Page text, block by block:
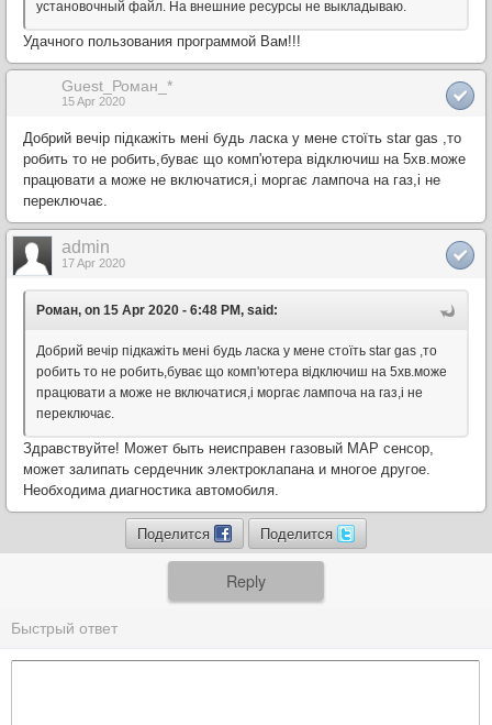
установочный файл. На внешние ресурсы не выкладываю.
Удачного пользования программой Вам!!!
Guest_Роман_*
15 Apr 2020
Добрий вечір підкажіть мені будь ласка у мене стоїть star gas ,то
робить то не робить,буває що комп'ютера відключиш на 5хв.може
працювати а може не включатися,і моргає лампоча на газ,і не
переключає.
admin
17 Apr 2020
Роман, on 15 Apr 2020 - 6:48 PM, said:
Добрий вечір підкажіть мені будь ласка у мене стоїть star gas ,то
робить то не робить,буває що комп'ютера відключиш на 5хв.може
працювати а може не включатися,і моргає лампоча на газ,і не
переключає.
Здравствуйте! Может быть неисправен газовый MAP сенсор,
может залипать сердечник электроклапана и многое другое.
Необходима диагностика автомобиля.
Поделится Поделится
Reply
Быстрый ответ